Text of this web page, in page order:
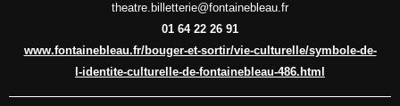
theatre.billetterie@fontainebleau.fr
01 64 22 26 91
www.fontainebleau.fr/bouger-et-sortir/vie-culturelle/symbole-de-
l-identite-culturelle-de-fontainebleau-486.html